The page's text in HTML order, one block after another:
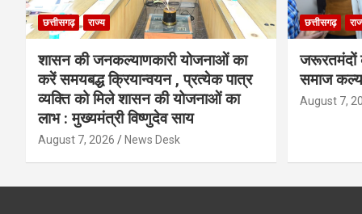
छत्तीसगढ़ राज्य
शासन की जनकल्याणकारी योजनाओं का
करें समयबद्ध क्रियान्वयन , प्रत्येक पात्र
व्यक्ति को मिले शासन की योजनाओं का
लाभ : मुख्यमंत्री विष्णुदेव साय
August 7, 2026 News Desk
छत्तीसगढ़
जरूरतमंदों
समाज
August 7,